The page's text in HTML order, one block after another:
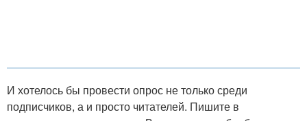
И хотелось бы провести опрос не только среди
подписчиков, а и просто читателей. Пишите в